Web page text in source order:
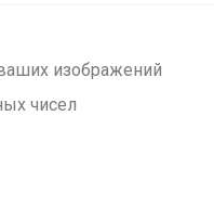
изображений
чисел